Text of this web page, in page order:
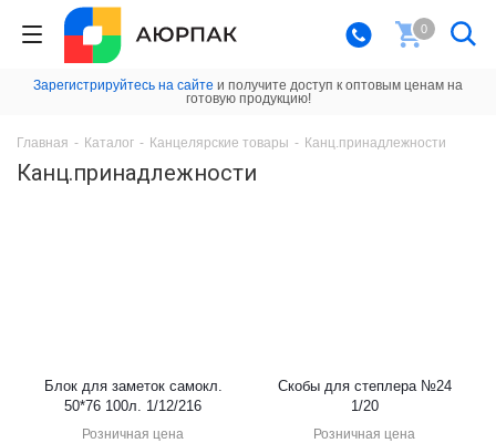
0
Зарегистрируйтесь на сайте и получите доступ к оптовым ценам на
готовую продукцию!
Главная - Каталог - Канцелярские товары - Канц.принадлежности
Канц.принадлежности
Блок для заметок самокл.
50*76 100л. 1/12/216
Розничная цена
Скобы для степлера №24
1/20
Розничная цена